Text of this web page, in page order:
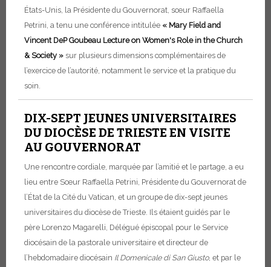
États-Unis, la Présidente du Gouvernorat, sœur Raffaella
Petrini, a tenu une conférence intitulée « Mary Field and
Vincent DeP Goubeau Lecture on Women's Role in the Church
& Society » sur plusieurs dimensions complémentaires de
l’exercice de l’autorité, notamment le service et la pratique du
soin.
DIX-SEPT JEUNES UNIVERSITAIRES
DU DIOCÈSE DE TRIESTE EN VISITE
AU GOUVERNORAT
Une rencontre cordiale, marquée par l’amitié et le partage, a eu
lieu entre Sœur Raffaella Petrini, Présidente du Gouvernorat de
l’État de la Cité du Vatican, et un groupe de dix-sept jeunes
universitaires du diocèse de Trieste. Ils étaient guidés par le
père Lorenzo Magarelli, Délégué épiscopal pour le Service
diocésain de la pastorale universitaire et directeur de
l’hebdomadaire diocésain Il Domenicale di San Giusto, et par le